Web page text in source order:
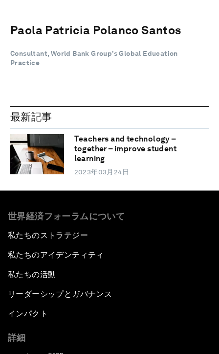
Paola Patricia Polanco Santos
Consultant, World Bank Group’s Global Education
Practice
最新記事
Teachers and technology –
together – improve student
learning
2023年03月24日
世界経済フォーラムについて
私たちのストラテジー
私たちのアイデンティティ
私たちの活動
リーダーシップとガバナンス
インパクト
詳細